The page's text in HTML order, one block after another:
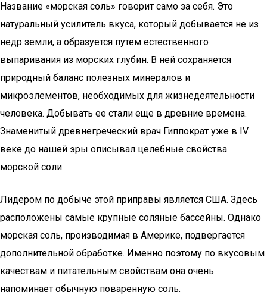
Название «морская соль» говорит само за себя. Это
натуральный усилитель вкуса, который добывается не из
недр земли, а образуется путем естественного
выпаривания из морских глубин. В ней сохраняется
природный баланс полезных минералов и
микроэлементов, необходимых для жизнедеятельности
человека. Добывать ее стали еще в древние времена.
Знаменитый древнегреческий врач Гиппократ уже в IV
веке до нашей эры описывал целебные свойства
морской соли.
Лидером по добыче этой приправы является США. Здесь
расположены самые крупные соляные бассейны. Однако
морская соль, производимая в Америке, подвергается
дополнительной обработке. Именно поэтому по вкусовым
качествам и питательным свойствам она очень
напоминает обычную поваренную соль.